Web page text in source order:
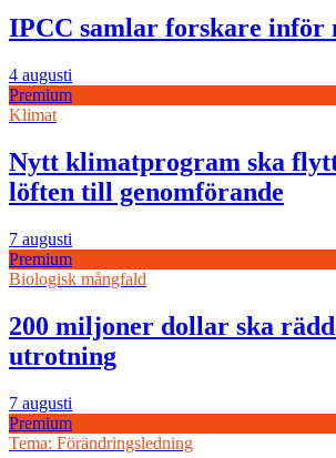
IPCC samlar forskare inför
4 augusti
Premium
Klimat
Nytt klimatprogram ska
löften till genomförande
7 augusti
Premium
Biologisk mångfald
200 miljoner dollar ska
utrotning
7 augusti
Premium
Tema: Förändringsledning